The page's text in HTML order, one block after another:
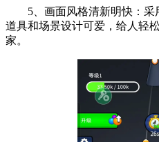
5、画面风格清新明快：采
道具和场景设计可爱，给人轻
家。